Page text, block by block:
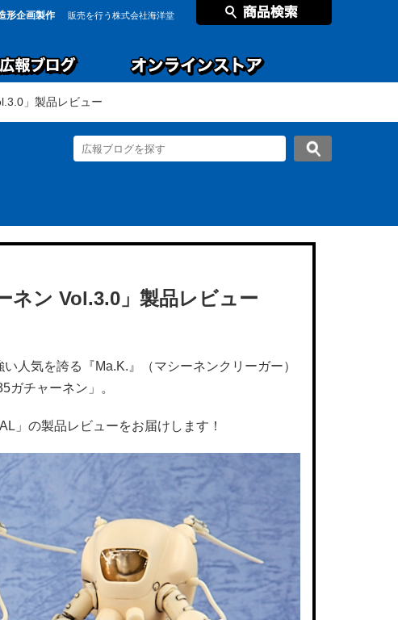
形企画製作 販売を行う株式会社海洋堂
」製品レビュー
ネン Vol.3.0」製品レビュー
人気を誇る『Ma.K.』（マシーネンクリーガー）
ガチャーネン」。
」の製品レビューをお届けします！